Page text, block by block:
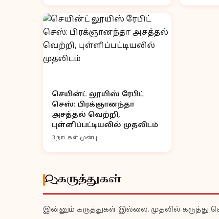
செயின்ட் லூயிஸ் ரேபிட்
செஸ்: பிரக்ஞானந்தா
அசத்தல் வெற்றி,
புள்ளிப்பட்டியலில் முதலிடம்
3 நாட்கள் முன்பு
கருத்துகள்
இன்னும் கருத்துகள் இல்லை. முதலில் கருத்து